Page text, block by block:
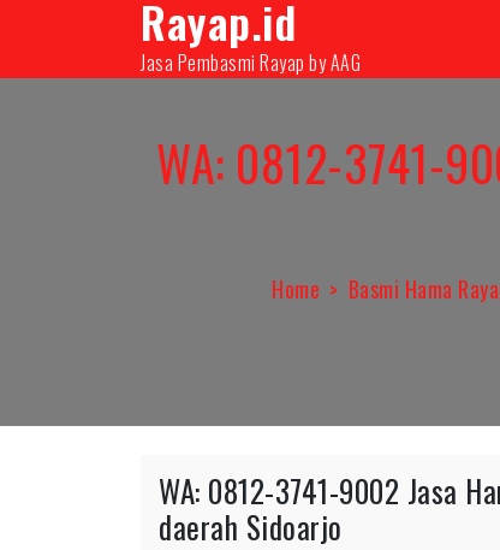
content
08131000350
Rayap.id
Jasa Pembasmi Rayap by AAG
WA: 0812-3741-
Home Basmi Hama
WA: 0812-3741-9002 Jasa
daerah Sidoarjo